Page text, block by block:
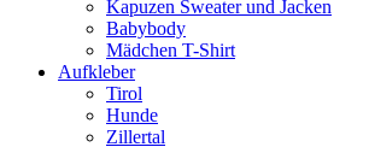
Kapuzen Sweater und Jacken
Babybody
Mädchen T-Shirt
Aufkleber
Tirol
Hunde
Zillertal